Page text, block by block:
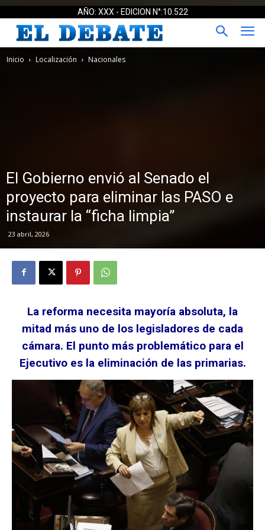
AÑO: XXX - EDICION N°:10.522
Inicio Localización Nacionales
El Gobierno envió al Senado el
proyecto para eliminar las PASO e
instaurar la “ficha limpia”
23 abril, 2026
La reforma necesita mayoría absoluta, la
mitad más uno de los legisladores de cada
cámara. El punto más problemático para el
Ejecutivo es la eliminación de las primarias.